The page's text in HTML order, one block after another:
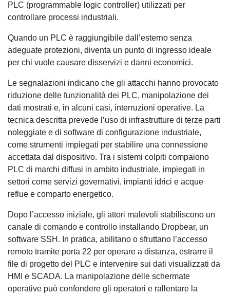
PLC (programmable logic controller) utilizzati per
controllare processi industriali.
Quando un PLC è raggiungibile dall’esterno senza
adeguate protezioni, diventa un punto di ingresso ideale
per chi vuole causare disservizi e danni economici.
Le segnalazioni indicano che gli attacchi hanno provocato
riduzione delle funzionalità dei PLC, manipolazione dei
dati mostrati e, in alcuni casi, interruzioni operative. La
tecnica descritta prevede l’uso di infrastrutture di terze parti
noleggiate e di software di configurazione industriale,
come strumenti impiegati per stabilire una connessione
accettata dal dispositivo. Tra i sistemi colpiti compaiono
PLC di marchi diffusi in ambito industriale, impiegati in
settori come servizi governativi, impianti idrici e acque
reflue e comparto energetico.
Dopo l’accesso iniziale, gli attori malevoli stabiliscono un
canale di comando e controllo installando Dropbear, un
software SSH. In pratica, abilitano o sfruttano l’accesso
remoto tramite porta 22 per operare a distanza, estrarre il
file di progetto del PLC e intervenire sui dati visualizzati da
HMI e SCADA. La manipolazione delle schermate
operative può confondere gli operatori e rallentare la